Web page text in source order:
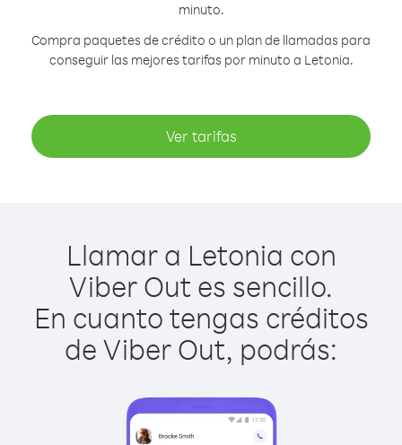
minuto.
Compra paquetes de crédito o un plan de llamadas para
conseguir las mejores tarifas por minuto a Letonia.
Ver tarifas
Llamar a Letonia con
Viber Out es sencillo.
En cuanto tengas créditos
de Viber Out, podrás: